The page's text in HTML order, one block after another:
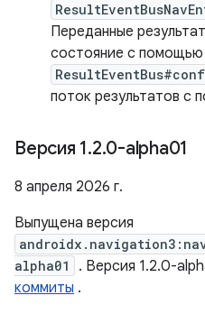
Переданные
состояние с помощью
поток результатов с
Версия 1.2.0-alpha01
8 апреля 2026 г.
Выпущена версия
alpha01
. Версия 1.2.0-
коммиты .